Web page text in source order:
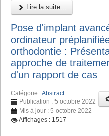
Lire la suite...
Pose d'implant
ordinateur
orthodontie :
approche de
d'un rapport de cas
Catégorie :Abstract
Publication : 5 octobre 2022
Mis à jour : 5 octobre 2022
Affichages : 1517